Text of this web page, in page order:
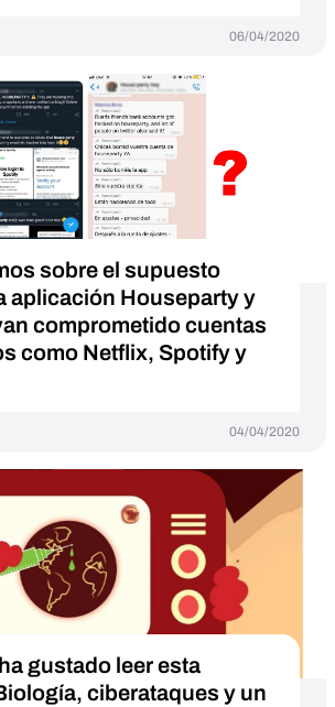
06/04/2020
sobre el supuesto
aplicación Houseparty y
comprometido cuentas
como Netflix, Spotify y
04/04/2020
gustado leer esta
ciberataques y un